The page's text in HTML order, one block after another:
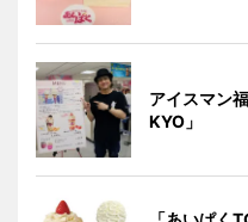
アイスマン
KYO」